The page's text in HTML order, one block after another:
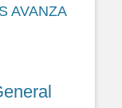
AVANZA